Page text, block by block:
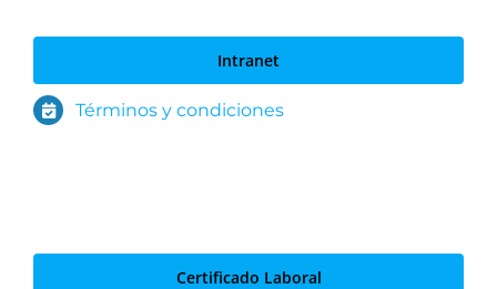
Intranet
Términos y condiciones
Certificado Laboral